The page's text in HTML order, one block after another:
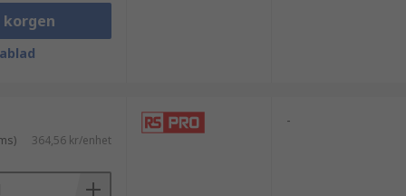
korgen
364,56 kr/enhet
-